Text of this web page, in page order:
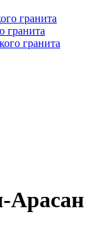
гранита
гранита
гранита
Арасан